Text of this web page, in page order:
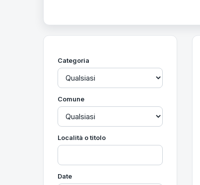
Categoria
Comune
Località o titolo
Date